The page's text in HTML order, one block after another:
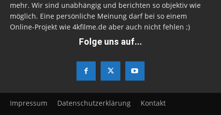
mehr. Wir sind unabhängig und berichten so objektiv wie
möglich. Eine persönliche Meinung darf bei so einem
Online-Projekt wie 4kfilme.de aber auch nicht fehlen ;)
Folge uns auf...
Impressum Datenschutzerklärung Kontakt